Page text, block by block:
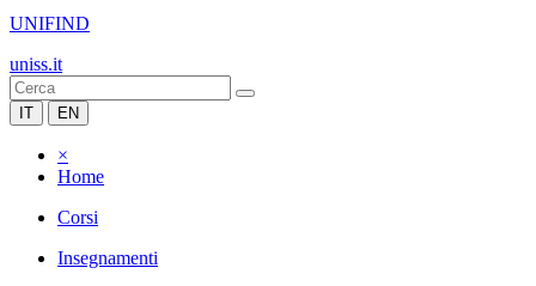
UNIFIND
uniss.it
IT EN
×
Home
Corsi
Insegnamenti